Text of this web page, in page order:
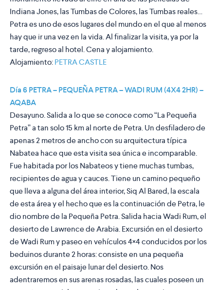
Indiana Jones, las Tumbas de Colores, las Tumbas reales…
Petra es uno de esos lugares del mundo en el que al menos
hay que ir una vez en la vida. Al finalizar la visita, ya por la
tarde, regreso al hotel. Cena y alojamiento.
Alojamiento:PETRA CASTLE
Día 6 PETRA – PEQUEÑA PETRA – WADI RUM (4X4 2HR) –
AQABA
Desayuno. Salida a lo que se conoce como “La Pequeña
Petra” a tan solo 15 km al norte de Petra. Un desfiladero de
apenas 2 metros de ancho con su arquitectura típica
Nabatea hace que esta visita sea única e incomparable.
Fue habitada por los Nabateos y tiene muchas tumbas,
recipientes de agua y cauces. Tiene un camino pequeño
que lleva a alguna del área interior, Siq Al Bared, la escala
de esta área y el hecho que es la continuación de Petra, le
dio nombre de la Pequeña Petra. Salida hacia Wadi Rum, el
desierto de Lawrence de Arabia. Excursión en el desierto
de Wadi Rum y paseo en vehículos 4×4 conducidos por los
beduinos durante 2 horas: consiste en una pequeña
excursión en el paisaje lunar del desierto. Nos
adentraremos en sus arenas rosadas, las cuales poseen un